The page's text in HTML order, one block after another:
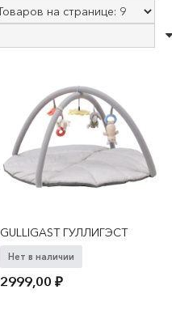
GULLIGAST ГУЛЛИГЭСТ
Нет в наличии
2999,00₽